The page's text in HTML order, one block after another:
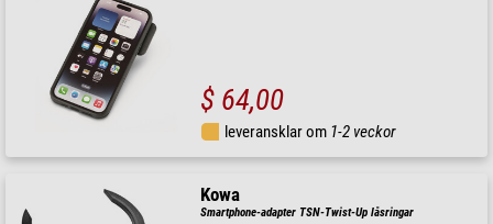
$ 64,00
leveransklar om 1-2 veckor
Kowa
Smartphone-adapter TSN-Twist-Up låsringar